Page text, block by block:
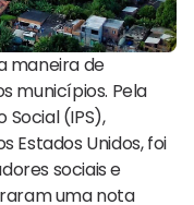
maneira de
municípios. Pela
Social (IPS),
Estados Unidos, foi
sociais e
uma nota